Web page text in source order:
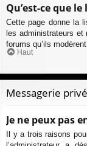
Qu’est-ce que
Cette page donne la
les administrateurs et
forums qu’ils modèrent.
Haut
Messagerie
Je ne peux pas
Il y a trois raisons